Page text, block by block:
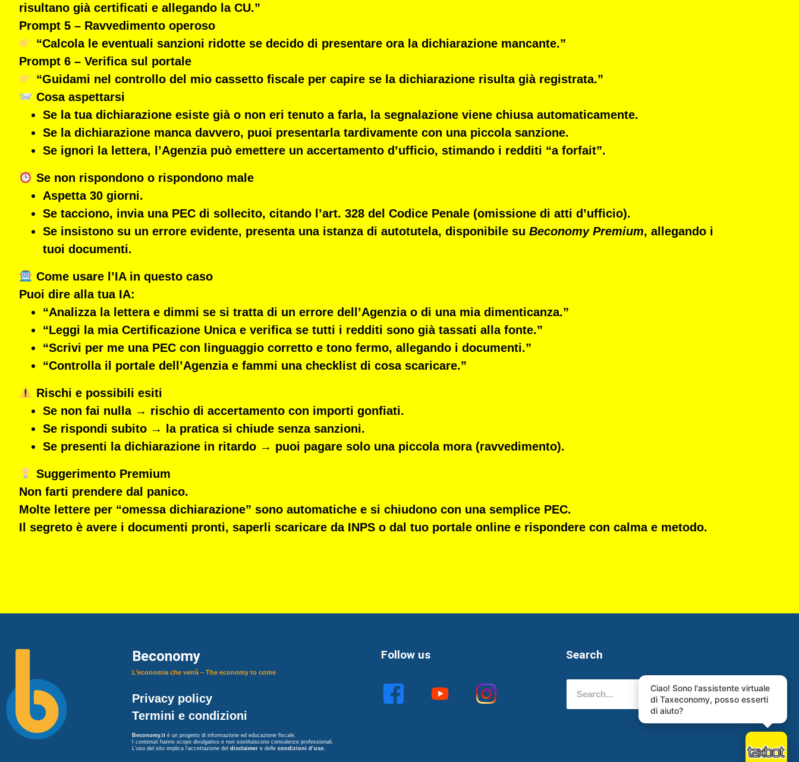
risultano già certificati e allegando la CU.”
Prompt 5 – Ravvedimento operoso
“Calcola le eventuali sanzioni ridotte se decido di presentare ora la dichiarazione mancante.”
Prompt 6 – Verifica sul portale
“Guidami nel controllo del mio cassetto fiscale per capire se la dichiarazione risulta già registrata.”
Cosa aspettarsi
Se la tua dichiarazione esiste già o non eri tenuto a farla, la segnalazione viene chiusa automaticamente.
Se la dichiarazione manca davvero, puoi presentarla tardivamente con una piccola sanzione.
Se ignori la lettera, l’Agenzia può emettere un accertamento d’ufficio, stimando i redditi “a forfait”.
Se non rispondono o rispondono male
Aspetta 30 giorni.
Se tacciono, invia una PEC di sollecito, citando l’art. 328 del Codice Penale (omissione di atti d’ufficio).
Se insistono su un errore evidente, presenta una istanza di autotutela, disponibile su Beconomy Premium, allegando i
tuoi documenti.
Come usare l’IA in questo caso
Puoi dire alla tua IA:
“Analizza la lettera e dimmi se si tratta di un errore dell’Agenzia o di una mia dimenticanza.”
“Leggi la mia Certificazione Unica e verifica se tutti i redditi sono già tassati alla fonte.”
“Scrivi per me una PEC con linguaggio corretto e tono fermo, allegando i documenti.”
“Controlla il portale dell’Agenzia e fammi una checklist di cosa scaricare.”
Rischi e possibili esiti
Se non fai nulla → rischio di accertamento con importi gonfiati.
Se rispondi subito → la pratica si chiude senza sanzioni.
Se presenti la dichiarazione in ritardo → puoi pagare solo una piccola mora (ravvedimento).
Suggerimento Premium
Non farti prendere dal panico.
Molte lettere per “omessa dichiarazione” sono automatiche e si chiudono con una semplice PEC.
Il segreto è avere i documenti pronti, saperli scaricare da INPS o dal tuo portale online e rispondere con calma e metodo.
Beconomy
L’economia che verrà – The economy to come
Privacy policy
Termini e condizioni
Beconomy.it è un progetto di informazione ed educazione fiscale.
I contenuti hanno scopo divulgativo e non sostituiscono consulenze professionali.
L’uso del sito implica l’accettazione deldisclaimer e dellecondizioni d’uso
Follow us Search
Ciao! Sono l'assistente virtuale
di Taxeconomy, posso esserti
di aiuto?